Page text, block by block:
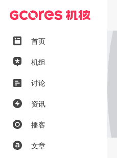
首页
机组
讨论
资讯
播客
文章